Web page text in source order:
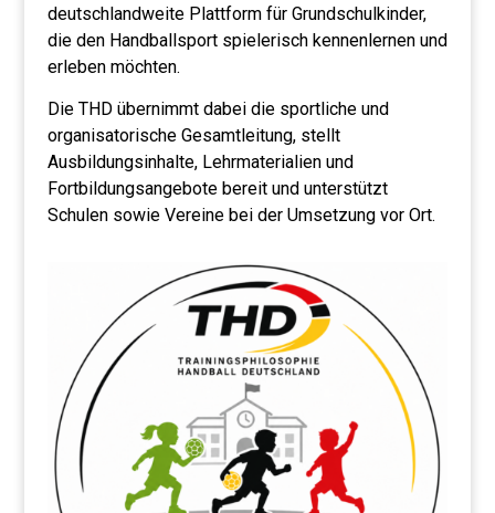
deutschlandweite Plattform für Grundschulkinder,
die den Handballsport spielerisch kennenlernen und
erleben möchten.
Die THD übernimmt dabei die sportliche und
organisatorische Gesamtleitung, stellt
Ausbildungsinhalte, Lehrmaterialien und
Fortbildungsangebote bereit und unterstützt
Schulen sowie Vereine bei der Umsetzung vor Ort.